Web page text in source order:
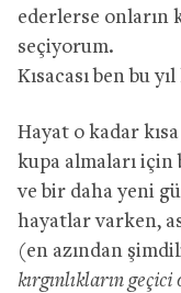
ederlerse onların
seçiyorum.
Kısacası ben bu
Hayat o kadar kısa
kupa almaları
ve bir daha yeni
hayatlar varken,
(en azından
kırgınlıkların